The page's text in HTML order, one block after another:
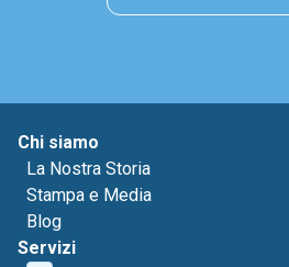
Chi siamo
La Nostra Storia
Stampa e Media
Blog
Servizi